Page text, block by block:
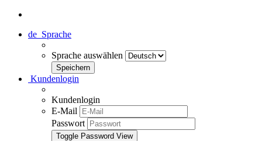
de Sprache
Sprache auswählen
Kundenlogin
Kundenlogin
E-Mail
Passwort
Toggle Password View